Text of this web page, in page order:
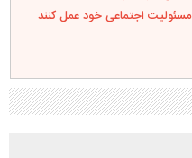
مسئولیت اجتماعی خود عمل کنند